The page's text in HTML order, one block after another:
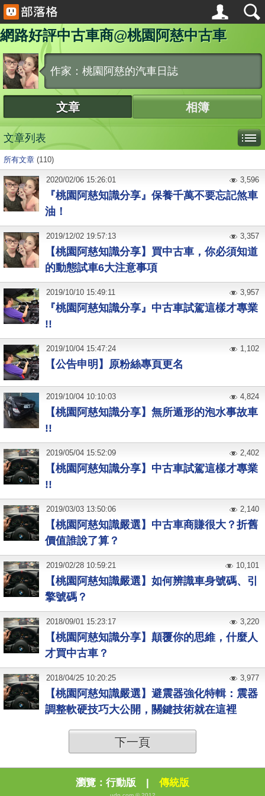
網路好評中古車商@桃園阿慈中古車
作家：桃園阿慈的汽車日誌
文章 相簿
文章列表
所有文章 (110)
『桃園阿慈知識分享』保養千萬不要忘記煞車
油！
2020/02/06 15:26:01 3,596
【桃園阿慈知識分享】買中古車，你必須知道
的動態試車6大注意事項
2019/12/02 19:57:13 3,357
『桃園阿慈知識分享』中古車試駕這樣才專業
!!
2019/10/10 15:49:11 3,957
【公告申明】原粉絲專頁更名
2019/10/04 15:47:24 1,102
【桃園阿慈知識分享】無所遁形的泡水事故車
!!
2019/10/04 10:10:03 4,824
【桃園阿慈知識分享】中古車試駕這樣才專業
!!
2019/05/04 15:52:09 2,402
【桃園阿慈知識嚴選】中古車商賺很大？折舊
價值誰說了算？
2019/03/03 13:50:06 2,140
【桃園阿慈知識嚴選】如何辨識車身號碼、引
擎號碼？
2019/02/28 10:59:21 10,101
【桃園阿慈知識分享】顛覆你的思維，什麼人
才買中古車？
2018/09/01 15:23:17 3,220
【桃園阿慈知識嚴選】避震器強化特輯：震器
調整軟硬技巧大公開，關鍵技術就在這裡
2018/04/25 10:20:25 3,977
下一頁
瀏覽： 行動版 | 傳統版